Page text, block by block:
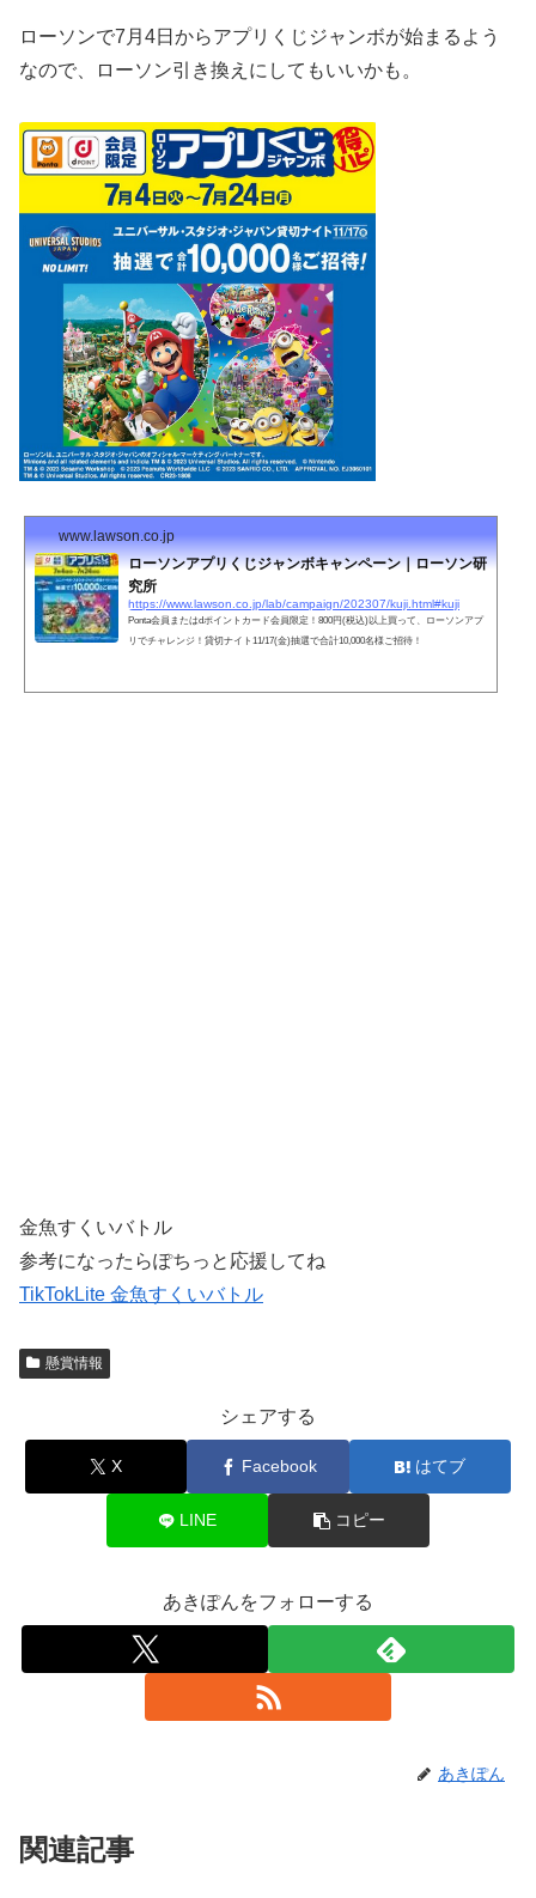
ローソンで7月4日からアプリくじジャンボが始まるよう
なので、ローソン引き換えにしてもいいかも。
www.lawson.co.jp
ローソンアプリくじジャンボキャンペーン｜ローソン研
究所
https://www.lawson.co.jp/lab/campaign/202307/kuji.html#kuji
Ponta会員またはdポイントカード会員限定！800円(税込)以上買って、ローソンアプ
リでチャレンジ！貸切ナイト11/17(金)抽選で合計10,000名様ご招待！
金魚すくいバトル
参考になったらぽちっと応援してね
TikTokLite 金魚すくいバトル
懸賞情報
シェアする
X Facebook はてブ
LINE コピー
あきぽんをフォローする
あきぽん
関連記事